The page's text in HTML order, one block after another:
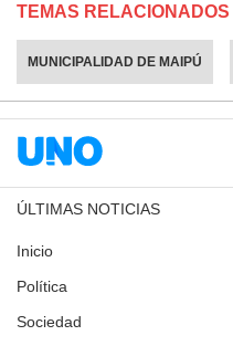
TEMAS RELACIONADOS
MUNICIPALIDAD DE MAIPÚ
ÚLTIMAS NOTICIAS
Inicio
Política
Sociedad